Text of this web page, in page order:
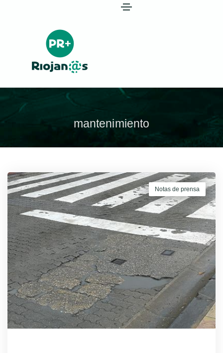
mantenimiento
Notas de prensa